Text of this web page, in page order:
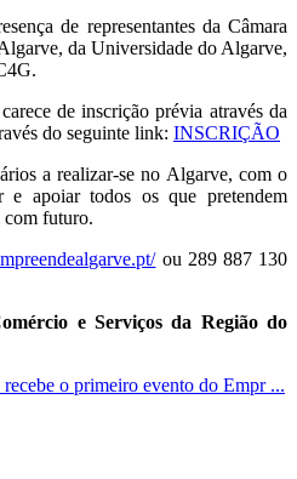
de representantes da Câmara
da Universidade do Algarve,
de inscrição prévia através da
do seguinte link: INSCRIÇÃO
a realizar-se no Algarve, com o
e apoiar todos os que pretendem
com futuro.
ou 289 887 130
e Serviços da Região do